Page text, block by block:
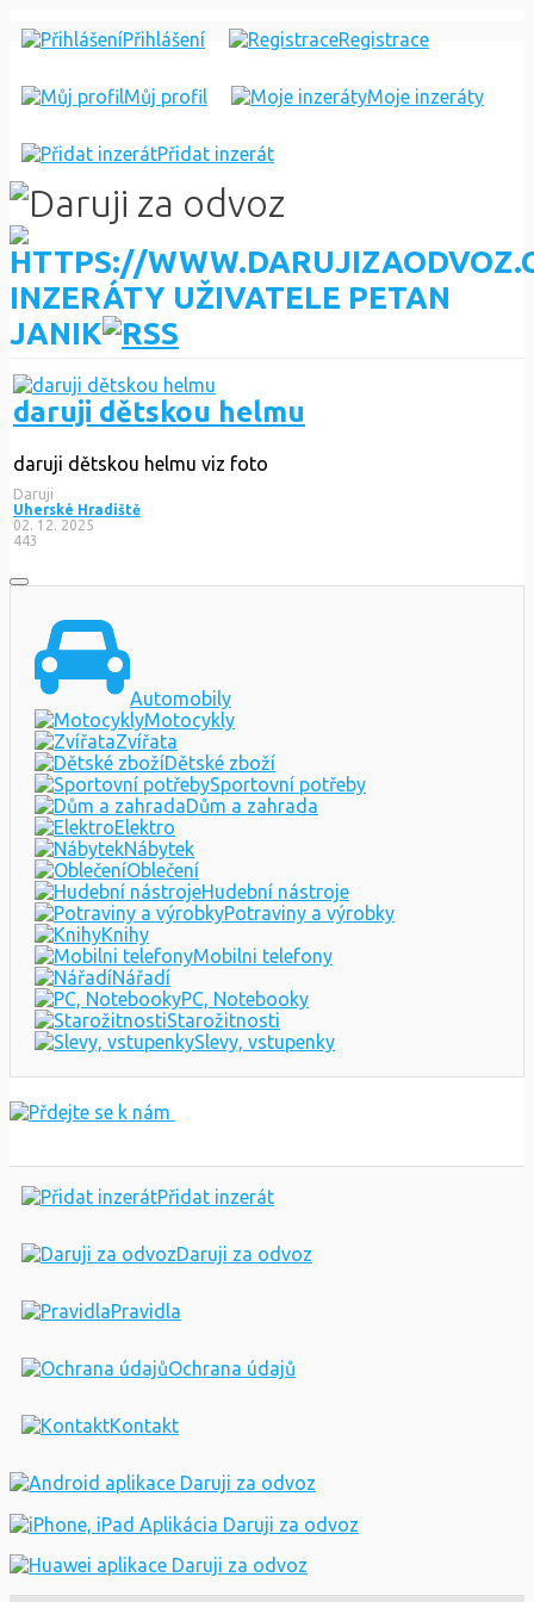
Přihlášení Registrace
Můj profil Moje inzeráty
Přidat inzerát
INZERÁTY UŽIVATELE PETAN
JANIK
daruji dětskou helmu
daruji dětskou helmu viz foto
Daruji
Uherské Hradiště
02. 12. 2025
443
Automobily
Motocykly
Zvířata
Dětské zboží
Sportovní potřeby
Dům a zahrada
Elektro
Nábytek
Oblečení
Hudební nástroje
Potraviny a výrobky
Knihy
Mobilni telefony
Nářadí
PC, Notebooky
Starožitnosti
Slevy, vstupenky
Přidat inzerát
Daruji za odvoz
Pravidla
Ochrana údajů
Kontakt